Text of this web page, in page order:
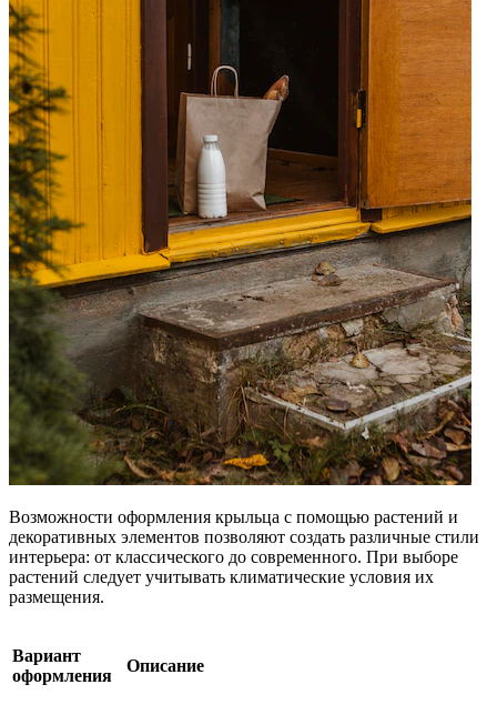
Возможности оформления крыльца с помощью растений и
декоративных элементов позволяют создать различные стили
интерьера: от классического до современного. При выборе
растений следует учитывать климатические условия их
размещения.
Вариант
оформления
Описание